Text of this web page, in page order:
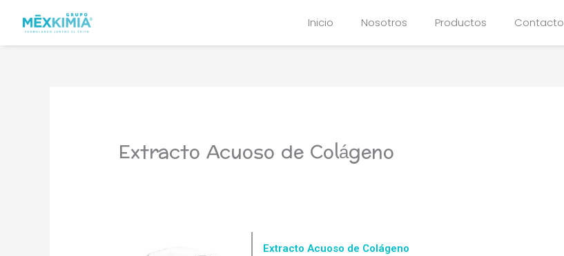
Inicio Nosotros Productos Contacto
Extracto Acuoso de Colágeno
Extracto Acuoso de Colágeno